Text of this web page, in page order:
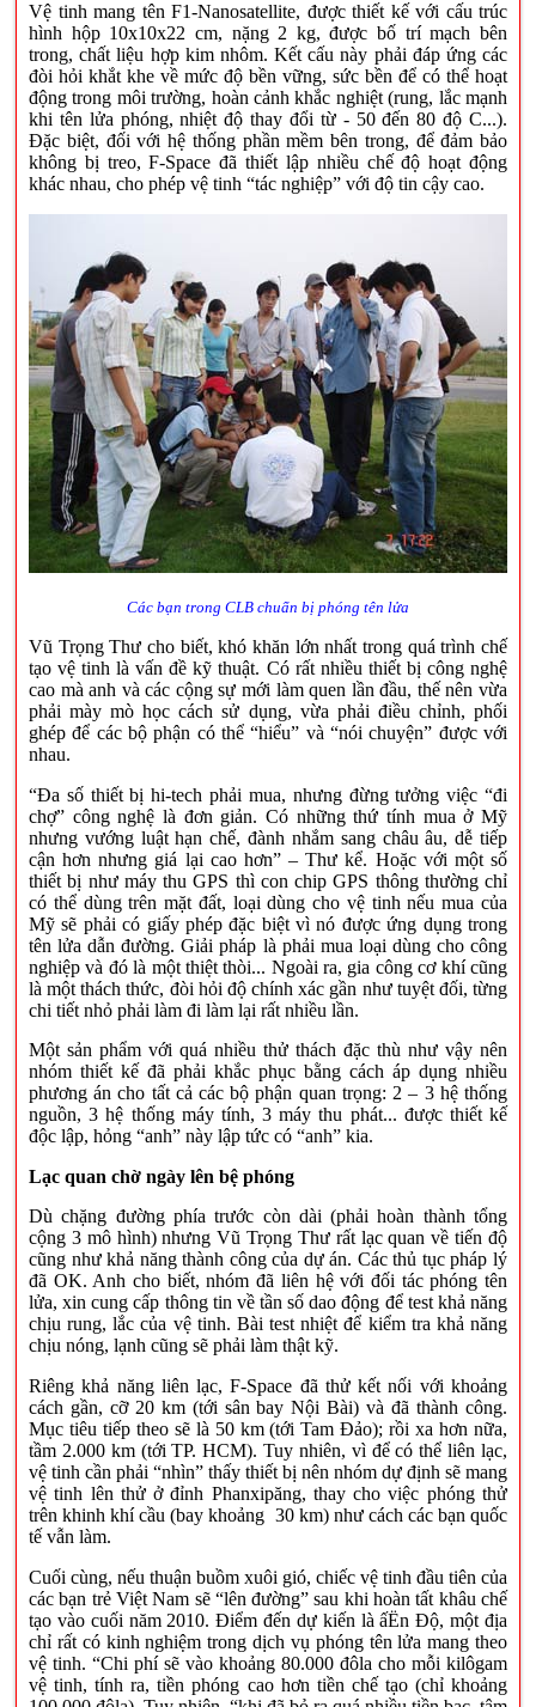
Vệ tinh mang tên F1-Nanosatellite, được thiết kế với cấu trúc
hình hộp 10x10x22 cm, nặng 2 kg, được bố trí mạch bên
trong, chất liệu hợp kim nhôm. Kết cấu này phải đáp ứng các
đòi hỏi khắt khe về mức độ bền vững, sức bền để có thể hoạt
động trong môi trường, hoàn cảnh khắc nghiệt (rung, lắc mạnh
khi tên lửa phóng, nhiệt độ thay đổi từ - 50 đến 80 độ C...).
Đặc biệt, đối với hệ thống phần mềm bên trong, để đảm bảo
không bị treo, F-Space đã thiết lập nhiều chế độ hoạt động
khác nhau, cho phép vệ tinh “tác nghiệp” với độ tin cậy cao.
Các bạn trong CLB chuẩn bị phóng tên lửa
Vũ Trọng Thư cho biết, khó khăn lớn nhất trong quá trình chế
tạo vệ tinh là vấn đề kỹ thuật. Có rất nhiều thiết bị công nghệ
cao mà anh và các cộng sự mới làm quen lần đầu, thế nên vừa
phải mày mò học cách sử dụng, vừa phải điều chỉnh, phối
ghép để các bộ phận có thể “hiểu” và “nói chuyện” được với
nhau.
“Đa số thiết bị hi-tech phải mua, nhưng đừng tưởng việc “đi
chợ” công nghệ là đơn giản. Có những thứ tính mua ở Mỹ
nhưng vướng luật hạn chế, đành nhắm sang châu âu, dễ tiếp
cận hơn nhưng giá lại cao hơn” – Thư kể. Hoặc với một số
thiết bị như máy thu GPS thì con chip GPS thông thường chỉ
có thể dùng trên mặt đất, loại dùng cho vệ tinh nếu mua của
Mỹ sẽ phải có giấy phép đặc biệt vì nó được ứng dụng trong
tên lửa dẫn đường. Giải pháp là phải mua loại dùng cho công
nghiệp và đó là một thiệt thòi... Ngoài ra, gia công cơ khí cũng
là một thách thức, đòi hỏi độ chính xác gần như tuyệt đối, từng
chi tiết nhỏ phải làm đi làm lại rất nhiều lần.
Một sản phẩm với quá nhiều thử thách đặc thù như vậy nên
nhóm thiết kế đã phải khắc phục bằng cách áp dụng nhiều
phương án cho tất cả các bộ phận quan trọng: 2 – 3 hệ thống
nguồn, 3 hệ thống máy tính, 3 máy thu phát... được thiết kế
độc lập, hỏng “anh” này lập tức có “anh” kia.
Lạc quan chờ ngày lên bệ phóng
Dù chặng đường phía trước còn dài (phải hoàn thành tổng
cộng 3 mô hình) nhưng Vũ Trọng Thư rất lạc quan về tiến độ
cũng như khả năng thành công của dự án. Các thủ tục pháp lý
đã OK. Anh cho biết, nhóm đã liên hệ với đối tác phóng tên
lửa, xin cung cấp thông tin về tần số dao động để test khả năng
chịu rung, lắc của vệ tinh. Bài test nhiệt để kiểm tra khả năng
chịu nóng, lạnh cũng sẽ phải làm thật kỹ.
Riêng khả năng liên lạc, F-Space đã thử kết nối với khoảng
cách gần, cỡ 20 km (tới sân bay Nội Bài) và đã thành công.
Mục tiêu tiếp theo sẽ là 50 km (tới Tam Đảo); rồi xa hơn nữa,
tầm 2.000 km (tới TP. HCM). Tuy nhiên, vì để có thể liên lạc,
vệ tinh cần phải “nhìn” thấy thiết bị nên nhóm dự định sẽ mang
vệ tinh lên thử ở đỉnh Phanxipăng, thay cho việc phóng thử
trên khinh khí cầu (bay khoảng 30 km) như cách các bạn quốc
tế vẫn làm.
Cuối cùng, nếu thuận buồm xuôi gió, chiếc vệ tinh đầu tiên của
các bạn trẻ Việt Nam sẽ “lên đường” sau khi hoàn tất khâu chế
tạo vào cuối năm 2010. Điểm đến dự kiến là ấËn Độ, một địa
chỉ rất có kinh nghiệm trong dịch vụ phóng tên lửa mang theo
vệ tinh. “Chi phí sẽ vào khoảng 80.000 đôla cho mỗi kilôgam
vệ tinh, tính ra, tiền phóng cao hơn tiền chế tạo (chỉ khoảng